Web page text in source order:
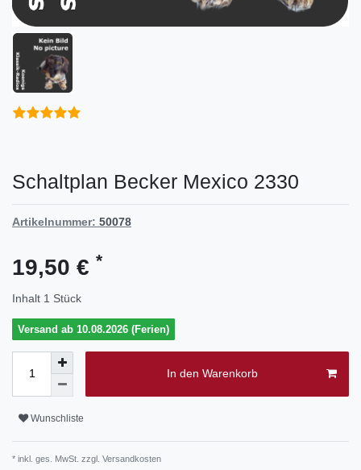
Schaltplan Becker Mexico 2330
Artikelnummer: 50078
19,50 € *
Inhalt 1 Stück
Versand ab 10.08.2026 (Ferien)
In den Warenkorb
Wunschliste
* inkl. ges. MwSt. zzgl. Versandkosten